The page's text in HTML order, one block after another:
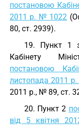
постановою
2011 р. № 1022
80, ст. 2939).
19. Пункт 1
Кабінету
постановою
листопада 2011
2011 р., № 89, ст.
20. Пункт 2
від 5 квітня